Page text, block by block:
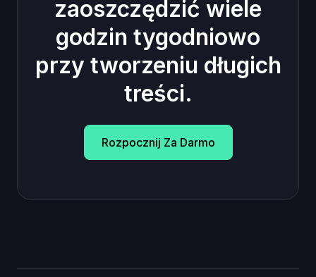
zaoszczędzić wiele
godzin tygodniowo
przy tworzeniu długich
treści.
Rozpocznij Za Darmo